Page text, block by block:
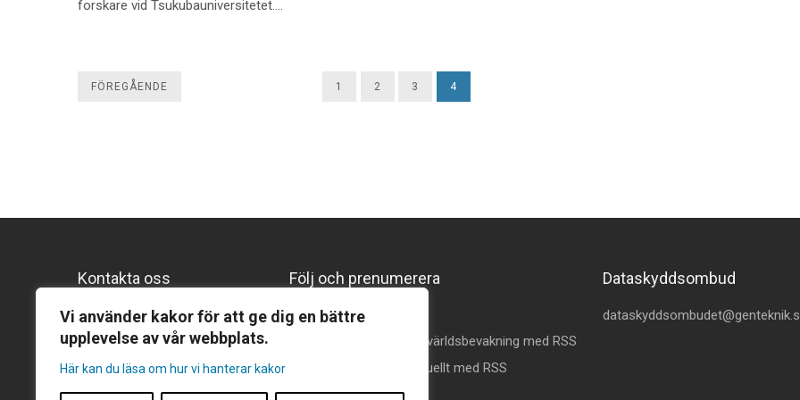
Vi använder kakor för att ge dig en bättre
upplevelse av vår webbplats.
Här kan du läsa om hur vi hanterar kakor
forskare vid Tsukubauniversitetet.…
FÖREGÅENDE 1 2 3 4
Kontakta oss
Gentekniknämnden
Box 1035, 101 38 Stockholm
Följ och prenumerera
Följ oss på Linkedin
Prenumerera på Omvärldsbevakning med RSS
Prenumerera på Aktuellt med RSS
Dataskyddsombud